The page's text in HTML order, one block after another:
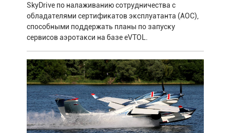
SkyDrive по налаживанию сотрудничества с
обладателями сертификатов эксплуатанта (AOC),
способными поддержать планы по запуску
сервисов аэротакси на базе eVTOL.